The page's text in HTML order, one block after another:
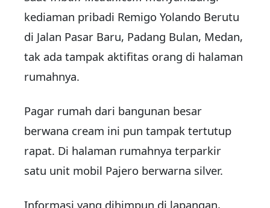
kediaman pribadi Remigo Yolando Berutu
di Jalan Pasar Baru, Padang Bulan, Medan,
tak ada tampak aktifitas orang di halaman
rumahnya.
Pagar rumah dari bangunan besar
berwana cream ini pun tampak tertutup
rapat. Di halaman rumahnya terparkir
satu unit mobil Pajero berwarna silver.
Informasi yang dihimpun di lapangan,